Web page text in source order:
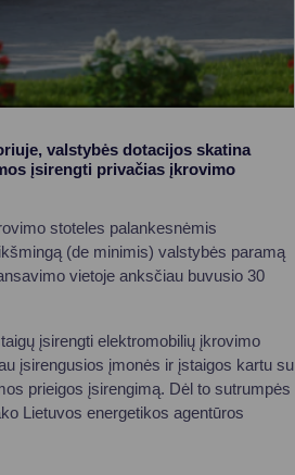
valstybės dotacijos skatina
įsirengti privačias įkrovimo
stoteles palankesnėmis
(de minimis) valstybės paramą
vietoje anksčiau buvusio 30
įsirengti elektromobilių įkrovimo
įsirengusios įmonės ir įstaigos kartu su
prieigos įsirengimą. Dėl to sutrumpės
Lietuvos energetikos agentūros